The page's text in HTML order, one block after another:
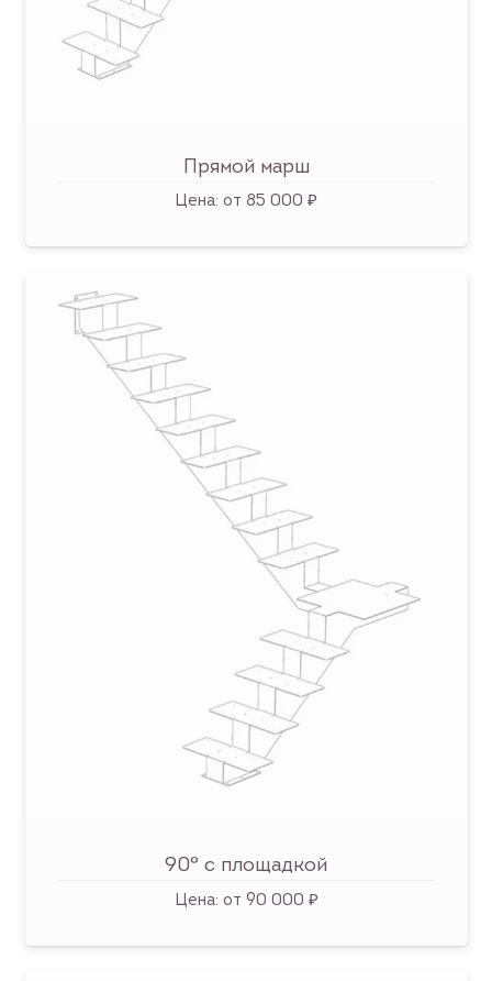
Прямой марш
Цена: от 85 000 ₽
90° с площадкой
Цена: от 90 000 ₽